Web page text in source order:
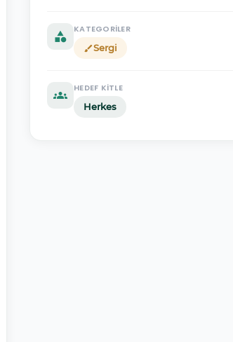
category
KATEGORILER
brushSergi
groups
HEDEF KITLE
Herkes